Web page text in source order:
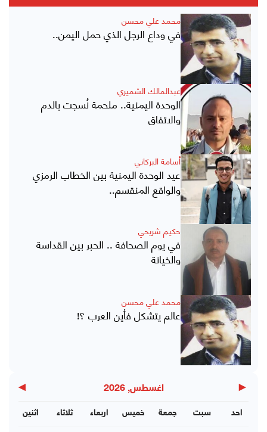
محمد علي محسن
في وداع الرجل الذي حمل اليمن..
عبدالمالك الشميري
الوحدة اليمنية.. ملحمة نُسجت بالدم
والاتفاق
أسامة البركاني
عيد الوحدة اليمنية بين الخطاب الرمزي
والواقع المنقسم..
حكيم شريحي
في يوم الصحافة .. الحبر بين القداسة
والخيانة
محمد علي محسن
عالم يتشكل فأين العرب ؟!
◀ اغسطس, 2026 ▶
اثنين ثلاثاء اربعاء خميس جمعة سبت احد